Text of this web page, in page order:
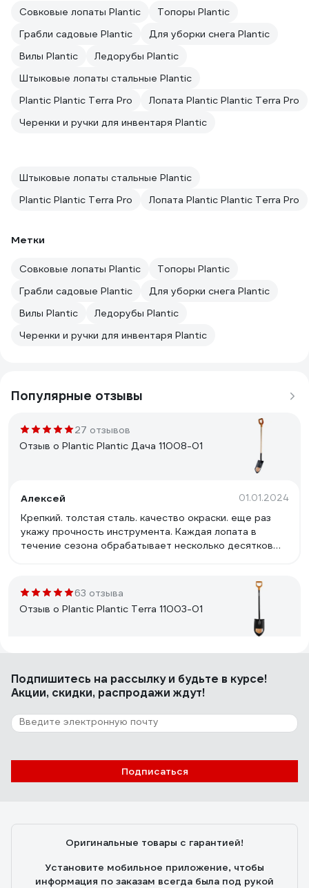
Совковые лопаты Plantic
Топоры Plantic
Грабли садовые Plantic
Для уборки снега Plantic
Вилы Plantic
Ледорубы Plantic
Штыковые лопаты стальные Plantic
Plantic Plantic Terra Pro
Лопата Plantic Plantic Terra Pro
Черенки и ручки для инвентаря Plantic
Штыковые лопаты стальные Plantic
Plantic Plantic Terra Pro
Лопата Plantic Plantic Terra Pro
Метки
Совковые лопаты Plantic
Топоры Plantic
Грабли садовые Plantic
Для уборки снега Plantic
Вилы Plantic
Ледорубы Plantic
Черенки и ручки для инвентаря Plantic
Популярные отзывы
27 отзывов
Отзыв о Plantic Plantic Дача 11008-01
Алексей 01.01.2024
Крепкий. толстая сталь. качество окраски. еще раз
укажу прочность инструмента. Каждая лопата в
течение сезона обрабатывает несколько десятков
63 отзыва
Отзыв о Plantic Plantic Terra 11003-01
Очень крепка и и качественная лопата, на первый
взгляд кажется тяжелой, но когда начинаешь
лопата легко втыкается в землю за счёт веса.
Отзыв о Plantic Plantic Terra 11005-01
Михаил Т. 08.09.2024
Цена, качество, надежность, удобство
Подпишитесь на рассылкуи будьте в курсе!
Акции, скидки, распродажи ждут!
Подписаться
Оригинальные товары с гарантией!
Установите мобильное приложение, чтобы
информация по заказам всегда была под рукой